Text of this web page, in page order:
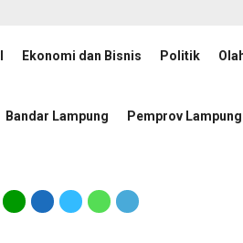
Ekonomi dan Bisnis Politik
Bandar Lampung Pemprov Lampung